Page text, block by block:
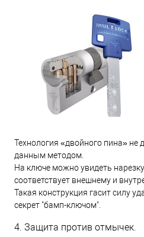
Технология «двойного пина» не
данным методом.
На ключе можно увидеть
соответствует внешнему и
Такая конструкция гасит силу
секрет "бамп-ключом".
4. Защита против отмычек.